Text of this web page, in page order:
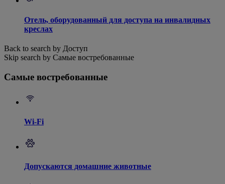
Отель, оборудованный для доступа на инвалидных
креслах
Back to search by Доступ
Skip search by Самые востребованные
Самые востребованные
Wi-Fi
Допускаются домашние животные